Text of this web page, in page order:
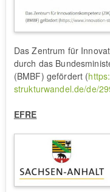
Das Zentrum für
durch das
(BMBF) gefördert (
strukturwandel.de/de/
EFRE